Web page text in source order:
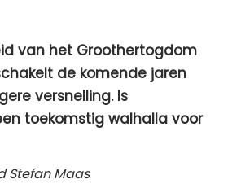
van het Groothertogdom
de komende jaren
versnelling. Is
toekomstig walhalla voor
Stefan Maas